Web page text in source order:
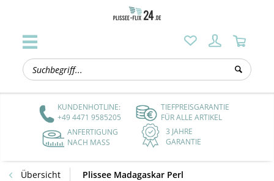
KUNDENHOTLINE:
+49 4471 9585205
TIEFPREISGARANTIE
FÜR ALLE ARTIKEL
ANFERTIGUNG
NACH MASS
3 JAHRE
GARANTIE
Übersicht Plissee Madagaskar Perl